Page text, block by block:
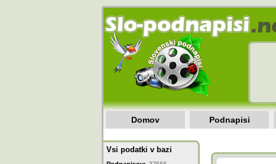
Domov Podnapisi
Vsi podatki v bazi